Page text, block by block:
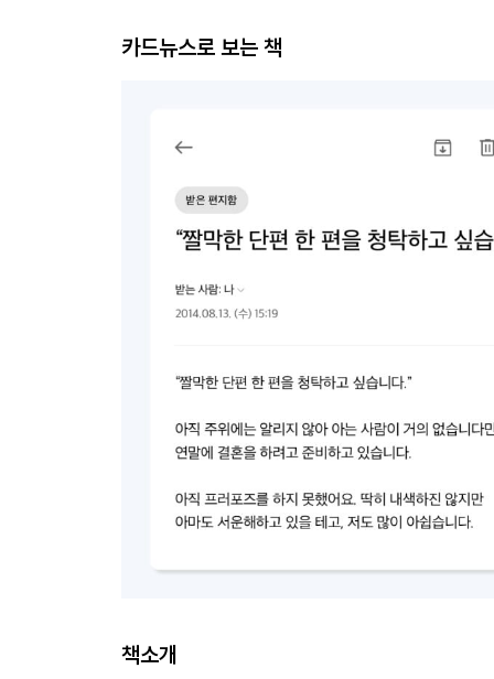
카드뉴스로 보는 책
책소개